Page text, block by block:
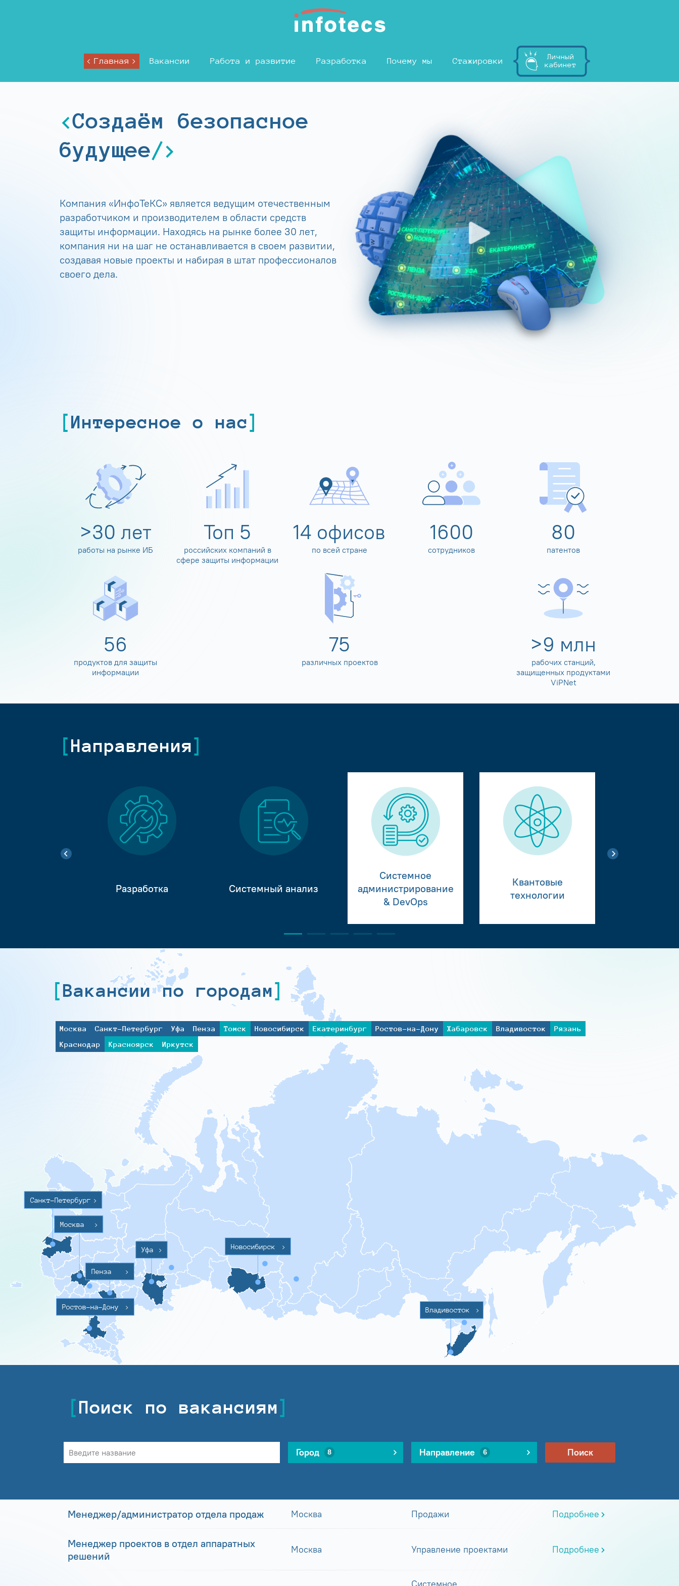
Главная Вакансии Работа и развитие Разработка Почему мы Стажировки
Личный
кабинет
Создаём безопасное
будущее
Компания «ИнфоТеКС» является ведущим отечественным
разработчиком и производителем в области средств
защиты информации. Находясь на рынке более 30 лет,
компания ни на шаг не останавливается в своем развитии,
создавая новые проекты и набирая в штат профессионалов
своего дела.
Интересное о нас
>30 лет
работы на рынке ИБ
Топ 5
российских компаний в
сфере защиты информации
14 офисов
по всей стране
1600
сотрудников
80
патентов
60
продуктов для защиты
информации
80
различных проектов
>10 млн
рабочих станций,
защищенных продуктами
ViPNet
Направления
Разработка Системный анализ
Системное
администрирование
& DevOps
Квантовые
технологии
Вакансии по городам
Москва Санкт-Петербург Уфа Пенза Томск Новосибирск Екатеринбург Ростов-на-Дону Хабаровск Владивосток
Рязань
Краснодар
Красноярск Иркутск
Санкт-Петербург >
Москва >
Ростов-на-Дону >
Пенза >
Уфа > Новосибирск >
Владивосток >
Поиск по вакансиям
Город 8 Направление 6 Поиск
Менеджер/администратор отдела продаж Москва Продажи Подробнее
Менеджер проектов в отдел аппаратных
решений
Москва Управление проектами Подробнее